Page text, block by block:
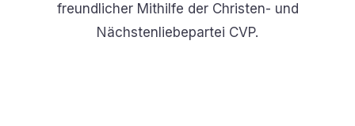
freundlicher Mithilfe der Christen- und
Nächstenliebepartei CVP.